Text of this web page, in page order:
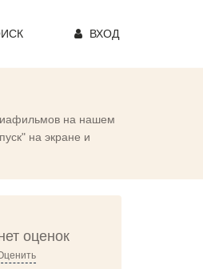
ВХОД
на нашем
на экране и
оценок